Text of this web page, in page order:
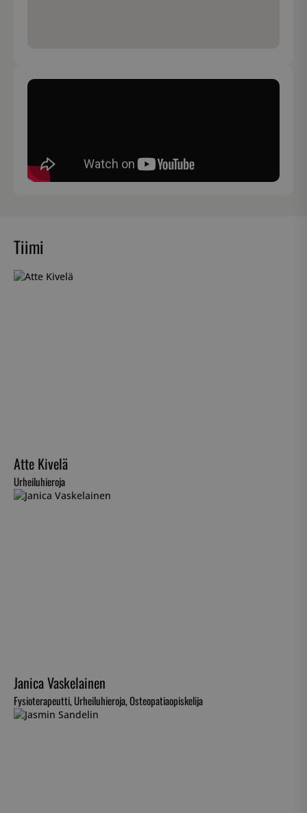
Tiimi
Atte Kivelä
Urheiluhieroja
Janica Vaskelainen
Fysioterapeutti, Urheiluhieroja, Osteopatiaopiskelija